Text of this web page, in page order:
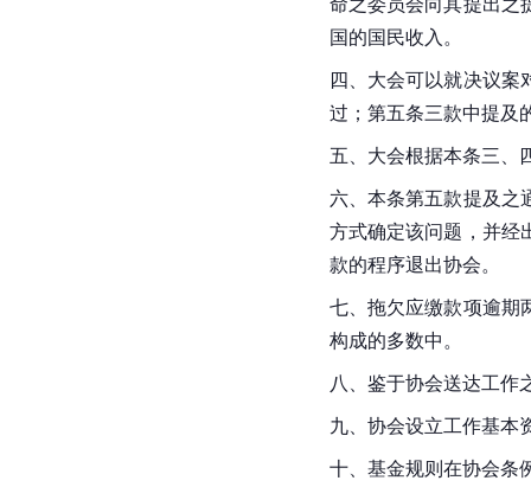
国的国民收入。
四、大会可以就决议案
过；第五条三款中提及
五、大会根据本条三、
六、本条第五款提及之
方式确定该问题，并经
款的程序退出协会。
七、拖欠应缴款项逾期
构成的多数中。
八、鉴于协会送达工作
九、协会设立工作基本
十、基金规则在协会条